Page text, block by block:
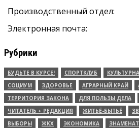
Производственный отдел:
Электронная почта:
Рубрики
БУДЬТЕ В КУРСЕ! СПОРТКЛУБ
СОЦИУМ
ЗДОРОВЬЕ АГРАРНЫЙ КРАЙ
ТЕРРИТОРИЯ ЗАКОНА
ДЛЯ ПОЛЬЗЫ ДЕЛА
ЧИТАТЕЛЬ + РЕДАКЦИЯ
ЖИТЬЁ-БЫТЬЁ
ВЫБОРЫ
ЖКХ ЭКОНОМИКА